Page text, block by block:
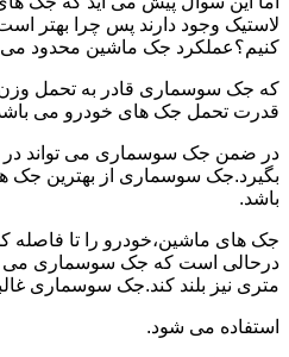
لاستیک وجود دارند پس چرا بهتر
کنیم؟عملکرد جک ماشین محدود می
که جک سوسماری قادر به تحمل وزن
قدرت تحمل جک های خودرو می
در ضمن جک سوسماری می تواند در
باشد.
جک های ماشین،خودرو را تا فاصله
متری نیز بلند کند.جک سوسماری
استفاده می شود.